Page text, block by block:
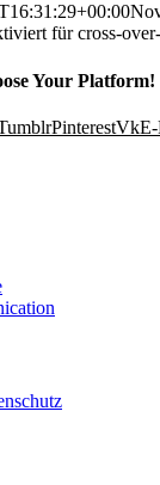
für cross-
Your Platform!
PinterestVk